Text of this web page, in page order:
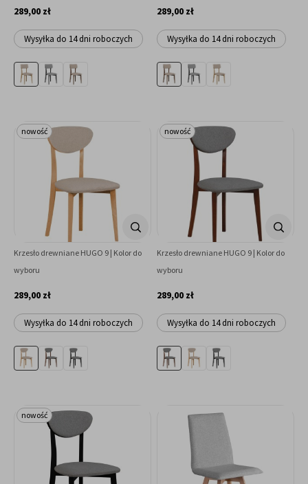
289,00 zł
Wysyłka do 14 dni roboczych
289,00 zł
Wysyłka do 14 dni roboczych
Krzesło drewniane HUGO 9 | Kolor do
wyboru
289,00 zł
Wysyłka do 14 dni roboczych
nowość
Krzesło drewniane HUGO 9 | Kolor do
wyboru
289,00 zł
Wysyłka do 14 dni roboczych
nowość
nowość